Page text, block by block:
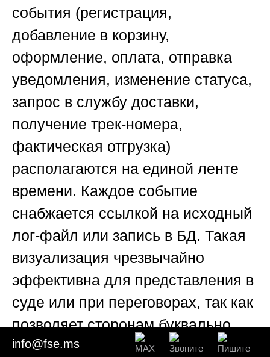
события (регистрация,
добавление в корзину,
оформление, оплата, отправка
уведомления, изменение статуса,
запрос в службу доставки,
получение трек-номера,
фактическая отгрузка)
располагаются на единой ленте
времени. Каждое событие
снабжается ссылкой на исходный
лог-файл или запись в БД. Такая
визуализация чрезвычайно
эффективна для представления в
суде или при переговорах, так как
позволяет сторонам буквально
«увидеть» развитие ситуации. В
info@fse.ms